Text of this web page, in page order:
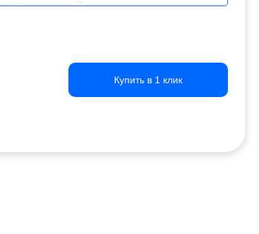
Купить в 1 клик
Купить в 1 клик
Купить в 1 клик